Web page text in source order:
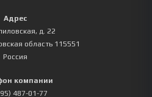
Адрес
д. 22
область 115551
Россия
компании
487-01-77